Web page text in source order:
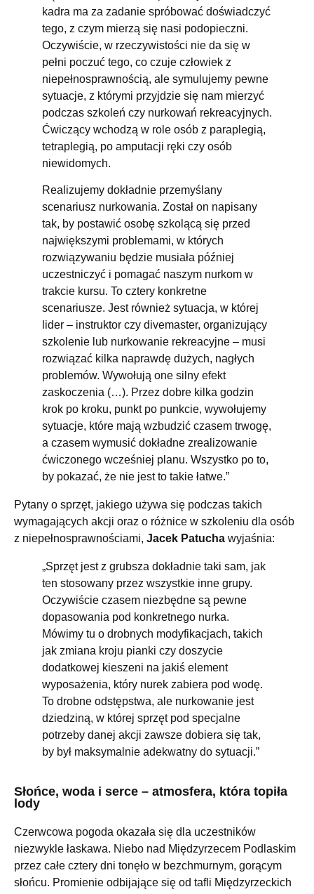
kadra ma za zadanie spróbować doświadczyć
tego, z czym mierzą się nasi podopieczni.
Oczywiście, w rzeczywistości nie da się w
pełni poczuć tego, co czuje człowiek z
niepełnosprawnością, ale symulujemy pewne
sytuacje, z którymi przyjdzie się nam mierzyć
podczas szkoleń czy nurkowań rekreacyjnych.
Ćwiczący wchodzą w role osób z paraplegią,
tetraplegią, po amputacji ręki czy osób
niewidomych.
Realizujemy dokładnie przemyślany
scenariusz nurkowania. Został on napisany
tak, by postawić osobę szkolącą się przed
największymi problemami, w których
rozwiązywaniu będzie musiała później
uczestniczyć i pomagać naszym nurkom w
trakcie kursu. To cztery konkretne
scenariusze. Jest również sytuacja, w której
lider – instruktor czy divemaster, organizujący
szkolenie lub nurkowanie rekreacyjne – musi
rozwiązać kilka naprawdę dużych, nagłych
problemów. Wywołują one silny efekt
zaskoczenia (…). Przez dobre kilka godzin
krok po kroku, punkt po punkcie, wywołujemy
sytuacje, które mają wzbudzić czasem trwogę,
a czasem wymusić dokładne zrealizowanie
ćwiczonego wcześniej planu. Wszystko po to,
by pokazać, że nie jest to takie łatwe.”
Pytany o sprzęt, jakiego używa się podczas takich
wymagających akcji oraz o różnice w szkoleniu dla osób
z niepełnosprawnościami, Jacek Patucha wyjaśnia:
„Sprzęt jest z grubsza dokładnie taki sam, jak
ten stosowany przez wszystkie inne grupy.
Oczywiście czasem niezbędne są pewne
dopasowania pod konkretnego nurka.
Mówimy tu o drobnych modyfikacjach, takich
jak zmiana kroju pianki czy doszycie
dodatkowej kieszeni na jakiś element
wyposażenia, który nurek zabiera pod wodę.
To drobne odstępstwa, ale nurkowanie jest
dziedziną, w której sprzęt pod specjalne
potrzeby danej akcji zawsze dobiera się tak,
by był maksymalnie adekwatny do sytuacji.”
Słońce, woda i serce – atmosfera, która topiła
lody
Czerwcowa pogoda okazała się dla uczestników
niezwykle łaskawa. Niebo nad Międzyrzecem Podlaskim
przez całe cztery dni tonęło w bezchmurnym, gorącym
słońcu. Promienie odbijające się od tafli Międzyrzeckich